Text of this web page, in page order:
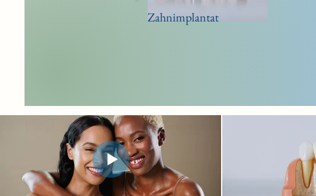
Zahnimplantat